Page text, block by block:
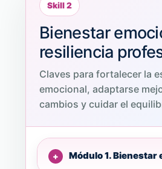
Skill 2
Bienestar
resiliencia
Claves para fortalecer la
emocional, adaptarse
cambios y cuidar el
Módulo 1. Bienestar